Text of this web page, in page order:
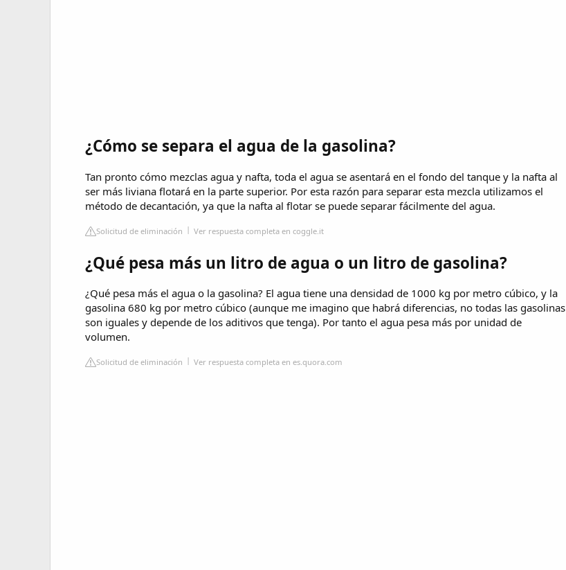
¿Cómo se separa el agua de la gasolina?
Tan pronto cómo mezclas agua y nafta, toda el agua se asentará en el fondo del tanque y la nafta al
ser más liviana flotará en la parte superior. Por esta razón para separar esta mezcla utilizamos el
método de decantación, ya que la nafta al flotar se puede separar fácilmente del agua.
Solicitud de eliminación Ver respuesta completa en coggle.it
¿Qué pesa más un litro de agua o un litro de gasolina?
¿Qué pesa más el agua o la gasolina? El agua tiene una densidad de 1000 kg por metro cúbico, y la
gasolina 680 kg por metro cúbico (aunque me imagino que habrá diferencias, no todas las gasolinas
son iguales y depende de los aditivos que tenga). Por tanto el agua pesa más por unidad de
volumen.
Solicitud de eliminación Ver respuesta completa en es.quora.com